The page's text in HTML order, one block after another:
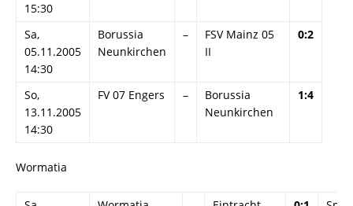
15:30
Sa,
05.11.2005
14:30
Borussia
Neunkirchen
–
FSV Mainz 05
II
0:2
So,
13.11.2005
14:30
FV 07 Engers –
Borussia
Neunkirchen
1:4
Wormatia